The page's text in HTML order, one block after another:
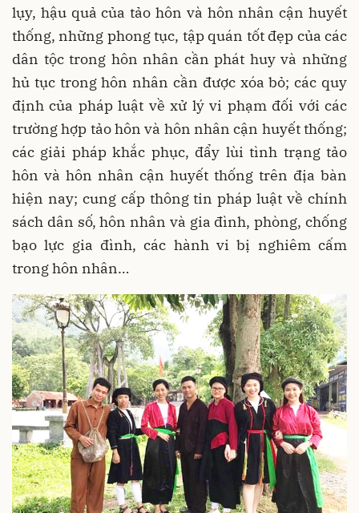
lụy, hậu quả của tảo hôn và hôn nhân cận huyết
thống, những phong tục, tập quán tốt đẹp của các
dân tộc trong hôn nhân cần phát huy và những
hủ tục trong hôn nhân cần được xóa bỏ; các quy
định của pháp luật về xử lý vi phạm đối với các
trường hợp tảo hôn và hôn nhân cận huyết thống;
các giải pháp khắc phục, đẩy lùi tình trạng tảo
hôn và hôn nhân cận huyết thống trên địa bàn
hiện nay; cung cấp thông tin pháp luật về chính
sách dân số, hôn nhân và gia đình, phòng, chống
bạo lực gia đình, các hành vi bị nghiêm cấm
trong hôn nhân…